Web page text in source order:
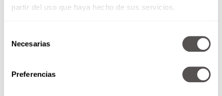
partir del uso que haya hecho de sus servicios.
Necesarias
Preferencias